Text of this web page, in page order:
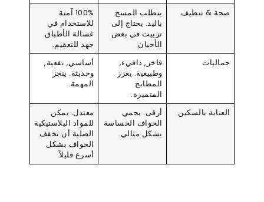
صحة & تنظيف
يتطلب المسح
باليد. يحتاج إلى
تزييت في بعض
الأحيان.
100% آمنة
للاستخدام في
غسالة الأطباق.
جهد للتعقيم.
جماليات
فاخر, دافيء,
وطبيعية. يعزز
المطابخ
المتميزة.
أساسي, نفعية,
وحديثة. ينجز
المهمة.
العناية بالسكين
أرقى. يحمي
الحواف الحساسة
بشكل مثالي.
معتدل. يمكن
للمواد البلاستيكية
الصلبة أن تخفف
الحواف بشكل
أسرع قليلاً.